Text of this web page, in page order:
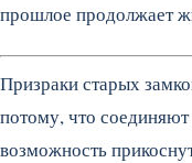
прошлое продолжает
Призраки старых
потому, что
возможность